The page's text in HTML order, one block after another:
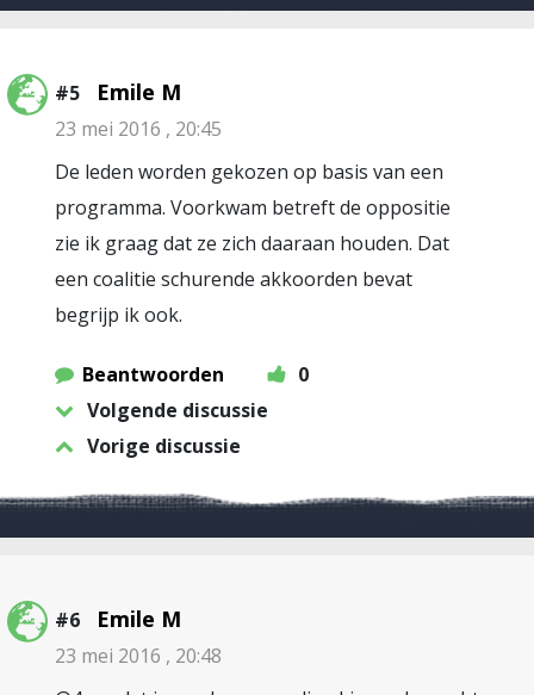
#5 Emile M
23 mei 2016 , 20:45
De leden worden gekozen op basis van een
programma. Voorkwam betreft de oppositie
zie ik graag dat ze zich daaraan houden. Dat
een coalitie schurende akkoorden bevat
begrijp ik ook.
Beantwoorden
0
Volgende discussie
Vorige discussie
#6 Emile M
23 mei 2016 , 20:48